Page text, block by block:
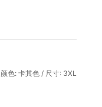
颜色: 卡其色 / 尺寸: 3XL